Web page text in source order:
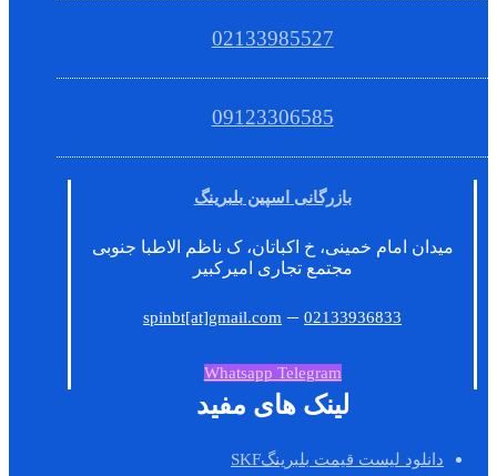
02133985527
09123306585
بازرگانی اسپین بلبرینگ
میدان امام خمینی، خ اکباتان، ک ناظم الاطبا جنوبی
مجتمع تجاری امیرکبیر
spinbt[at]gmail.com –02133936833
Whatsapp Telegram
لینک های مفید
دانلود لیست قیمت بلبرینگSKF